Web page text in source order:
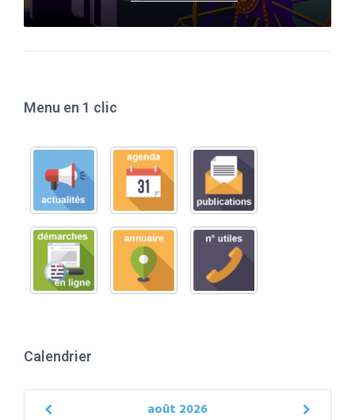
Menu en 1 clic
Calendrier
août 2026
Previous